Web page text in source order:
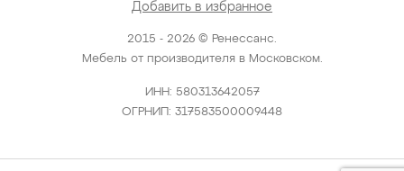
2015 - 2026 © Ренессанс.
Мебель от производителя в Московском.
ИНН: 580313642057
ОГРНИП: 317583500009448
Добавить в избранное